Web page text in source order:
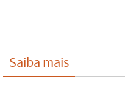
Saiba mais